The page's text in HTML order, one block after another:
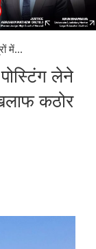
में...
पोस्टिंग लेने
कठोर